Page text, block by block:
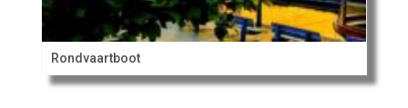
Rondvaartboot